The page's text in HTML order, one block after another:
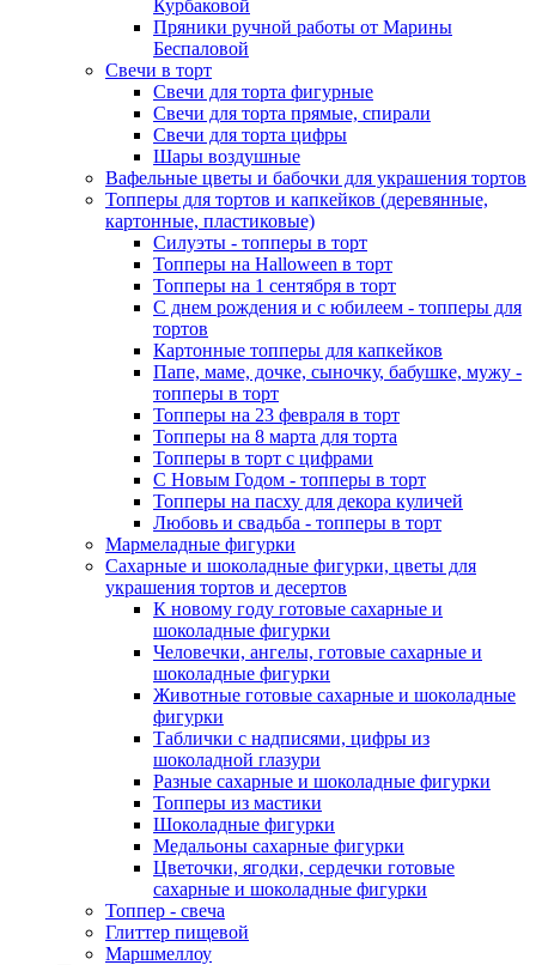
Курбаковой
Пряники ручной работы от Марины
Беспаловой
Свечи в торт
Свечи для торта фигурные
Свечи для торта прямые, спирали
Свечи для торта цифры
Шары воздушные
Вафельные цветы и бабочки для украшения тортов
Топперы для тортов и капкейков (деревянные,
картонные, пластиковые)
Силуэты - топперы в торт
Топперы на Halloween в торт
Топперы на 1 сентября в торт
С днем рождения и с юбилеем - топперы для
тортов
Картонные топперы для капкейков
Папе, маме, дочке, сыночку, бабушке, мужу -
топперы в торт
Топперы на 23 февраля в торт
Топперы на 8 марта для торта
Топперы в торт с цифрами
С Новым Годом - топперы в торт
Топперы на пасху для декора куличей
Любовь и свадьба - топперы в торт
Мармеладные фигурки
Сахарные и шоколадные фигурки, цветы для
украшения тортов и десертов
К новому году готовые сахарные и
шоколадные фигурки
Человечки, ангелы, готовые сахарные и
шоколадные фигурки
Животные готовые сахарные и шоколадные
фигурки
Таблички с надписями, цифры из
шоколадной глазури
Разные сахарные и шоколадные фигурки
Топперы из мастики
Шоколадные фигурки
Медальоны сахарные фигурки
Цветочки, ягодки, сердечки готовые
сахарные и шоколадные фигурки
Топпер - свеча
Глиттер пищевой
Маршмеллоу